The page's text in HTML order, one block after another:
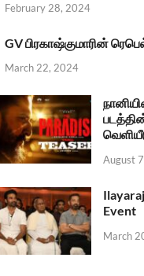
February 28, 2024
GV பிரகாஷ்குமாரின்
March 22, 2024
August
Event
March